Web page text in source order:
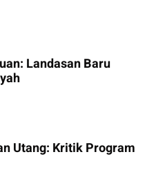
Landasan Baru
Utang: Kritik Program